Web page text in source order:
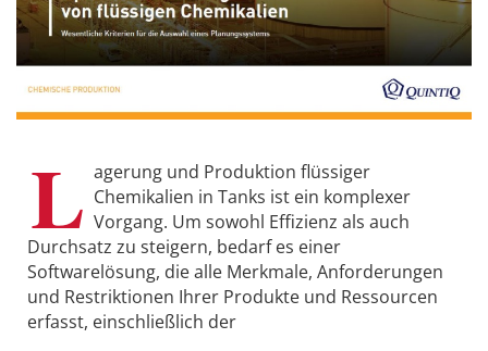
L agerung und Produktion flüssiger
Chemikalien in Tanks ist ein komplexer
Vorgang. Um sowohl Effizienz als auch
Durchsatz zu steigern, bedarf es einer
Softwarelösung, die alle Merkmale, Anforderungen
und Restriktionen Ihrer Produkte und Ressourcen
erfasst, einschließlich der